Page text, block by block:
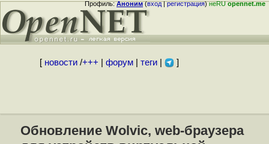
Профиль:Аноним(вход|регистрация)неRUopennet.me
[ новости/+++ форум| теги| ]
Обновление Wolvic, web-браузера